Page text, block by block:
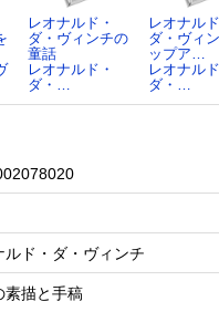
レオナルド・
ダ・ヴィンチの
童話
レオナルド・
ダ・…
レオナルド
ダ・ヴィ
ップア…
レオナルド
ダ・…
ルド・ダ・ヴィンチ
素描と手稿